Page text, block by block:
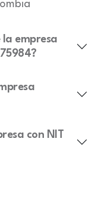
empresa
con NIT